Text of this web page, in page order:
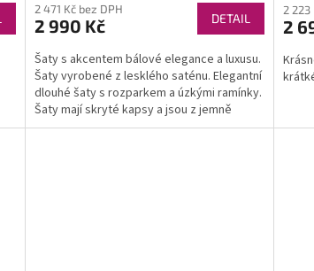
2 471 Kč bez DPH
2 990 Kč DETAIL
Šaty s akcentem bálové elegance a luxusu.
Šaty vyrobené z lesklého saténu. Elegantní
dlouhé šaty s rozparkem a úzkými ramínky.
Šaty mají skryté kapsy a jsou z jemně
lesklého...
2 223
2